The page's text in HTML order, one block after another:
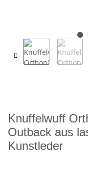
Knuffelwuff
Outback aus
Kunstleder